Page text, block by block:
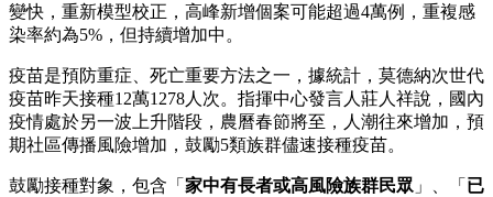
變快，重新模型校正，高峰新增個案可能超過4萬例，重複感
染率約為5%，但持續增加中。
疫苗是預防重症、死亡重要方法之一，據統計，莫德納次世代
疫苗昨天接種12萬1278人次。指揮中心發言人莊人祥說，國內
疫情處於另一波上升階段，農曆春節將至，人潮往來增加，預
期社區傳播風險增加，鼓勵5類族群儘速接種疫苗。
鼓勵接種對象，包含「 家中有長者或高風險族群民眾 」、「 已